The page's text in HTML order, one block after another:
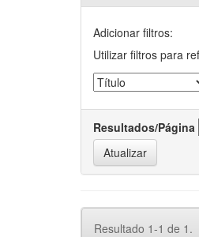
Adicionar filtros:
Utilizar filtros para
Resultados/Página
Resultado 1-1 de 1.